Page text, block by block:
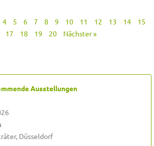
4 5 6 7 8 9 10 11 12 13 14
15
17 18 19 20 Nächster »
Ausstellungen
Düsseldorf